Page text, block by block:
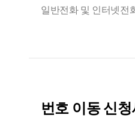
일반전화 및 인터넷전
번호 이동 신청